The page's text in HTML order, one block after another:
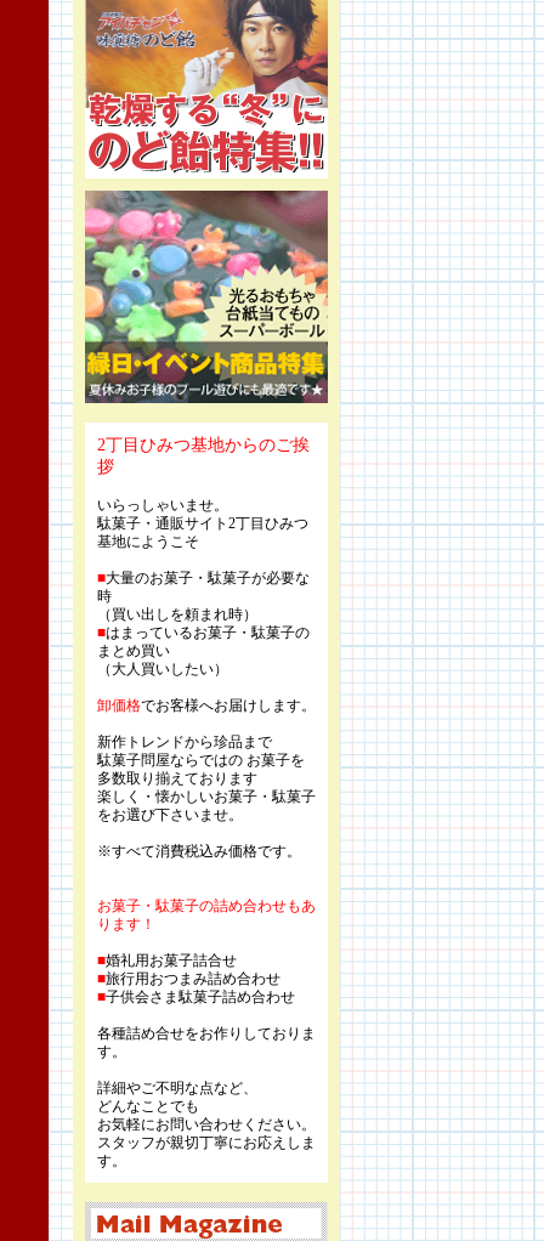
2丁目ひみつ基地からのご挨
拶
いらっしゃいませ。
駄菓子・通販サイト2丁目ひみつ
基地にようこそ
■大量のお菓子・駄菓子が必要な
時
（買い出しを頼まれ時）
■はまっているお菓子・駄菓子の
まとめ買い
（大人買いしたい）
卸価格でお客様へお届けします。
新作トレンドから珍品まで
駄菓子問屋ならではの お菓子を
多数取り揃えております
楽しく・懐かしいお菓子・駄菓子
をお選び下さいませ。
※すべて消費税込み価格です。
お菓子・駄菓子の詰め合わせもあ
ります！
■婚礼用お菓子詰合せ
■旅行用おつまみ詰め合わせ
■子供会さま駄菓子詰め合わせ
各種詰め合せをお作りしておりま
す。
詳細やご不明な点など、
どんなことでも
お気軽にお問い合わせください。
スタッフが親切丁寧にお応えしま
す。